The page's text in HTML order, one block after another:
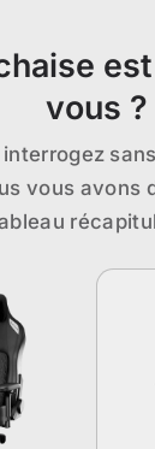
vous ?
vous avons